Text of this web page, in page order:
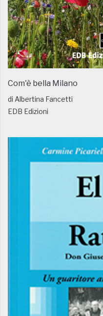
Com'è bella Milano
di Albertina Fancetti
EDB Edizioni